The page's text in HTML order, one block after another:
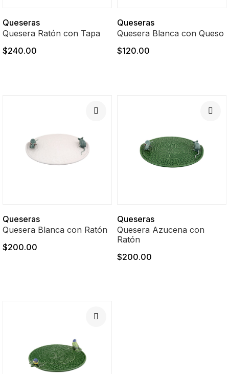
Queseras
Quesera Ratón con Tapa
$240.00
Queseras
Quesera Blanca con Queso
$120.00
Queseras
Quesera Blanca con Ratón
$200.00
Queseras
Quesera Azucena con
Ratón
$200.00